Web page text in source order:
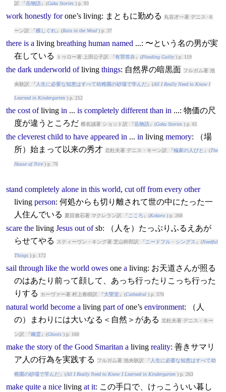
訳 『岳物語』(Gaku Stories) p. 93
work honestly forone’s living: まともに勤める 丸谷才一著 デニス･キ
ーン訳 『横しぐれ』(Rain in the Wind) p. 37
there is a living breathing human named...: 〜という名の男が実
在している
トゥロー著 上田公子訳 『有罪答弁』(Pleading Guilty) p. 119
the dark underworld of living things: 自然界の暗黒面 フルガム著 池
央耿訳 『 人生に必要な知恵はすべて幼稚園の砂場で学んだ』(All I Really Need to Know I
Learned in Kindergarten) p. 212
the cost of living in... is completely different than in...: 物価の尺
度が違うところだ 椎名誠著 ショット訳 『岳物語』(Gaku Stories) p. 61
the cleverest child to have appeared in... in living memory: （場
所）始まって以来の秀才 北杜夫著 デニス・キーン訳 『楡家の人びと 』(The
House of Nire) p. 76
stand completely alone in this world, cut off from every other
living person: 何処からも切り離されて世の中にたった一
人住んでいる 夏目漱石著 マクレラン訳 『 こころ 』(Kokoro) p. 268
scare the living Jesus out ofsb: （人を）たっぷりふるえあが
らせてやる
スティーヴン・キング著 芝山幹郎訳 『 ニードフル・シングス 』(Needful
Things) p. 172
sail through like the world owesone a living: お天道さんが照る
のはあたり前って顔して、あっち行ったりこっち行った
りする
カーヴァー著 村上春樹訳 『 大聖堂』(Cathedral) p. 370
natural world become a living part ofone’s environment: （人
の）まわりには大いなる＜自然＞がある 北杜夫著 デニス・キー
ン訳 『 幽霊』(Ghosts) p. 160
make the story of the Good Smaritan a living reality: 善きサマリ
ア人の行為を実践する
フルガム著 池央耿訳 『 人生に必要な知恵はすべて幼
稚園の砂場で学んだ』(All I Really Need to Know I Learned in Kindergarten) p. 263
make quite a nice living at it: この手口で、けっこういい暮し